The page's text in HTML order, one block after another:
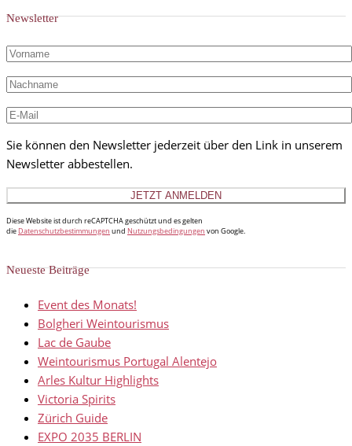
Newsletter
Sie können den Newsletter jederzeit über den Link in unserem
Newsletter abbestellen.
Diese Website ist durch reCAPTCHA geschützt und es gelten
die Datenschutzbestimmungen und Nutzungsbedingungen von Google.
Neueste Beiträge
Event des Monats!
Bolgheri Weintourismus
Lac de Gaube
Weintourismus Portugal Alentejo
Arles Kultur Highlights
Victoria Spirits
Zürich Guide
EXPO 2035 BERLIN